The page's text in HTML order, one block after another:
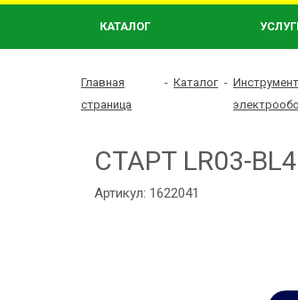
КАТАЛОГ
Главная
страница
- Каталог -
СТАРТ LR03-
Артикул: 1622041